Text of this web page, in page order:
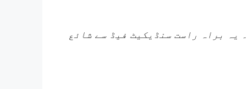
یہ براہ راست سنڈیکیٹ فیڈ سے شائع